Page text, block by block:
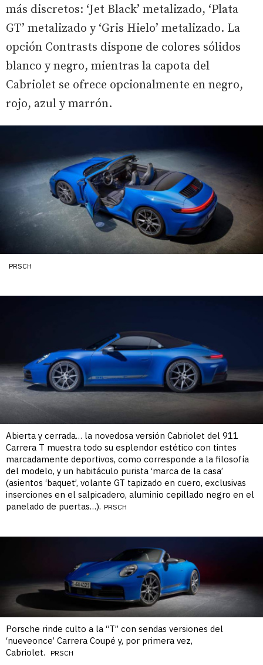
más discretos: ‘Jet Black’ metalizado, ‘Plata
GT’ metalizado y ‘Gris Hielo’ metalizado. La
opción Contrasts dispone de colores sólidos
blanco y negro, mientras la capota del
Cabriolet se ofrece opcionalmente en negro,
rojo, azul y marrón.
PRSCH
Abierta y cerrada… la novedosa versión Cabriolet del 911
Carrera T muestra todo su esplendor estético con tintes
marcadamente deportivos, como corresponde a la filosofía
del modelo, y un habitáculo purista ‘marca de la casa’
(asientos ‘baquet’, volante GT tapizado en cuero, exclusivas
inserciones en el salpicadero, aluminio cepillado negro en el
panelado de puertas…). PRSCH
Porsche rinde culto a la “T” con sendas versiones del
‘nueveonce’ Carrera Coupé y, por primera vez,
Cabriolet.
PRSCH